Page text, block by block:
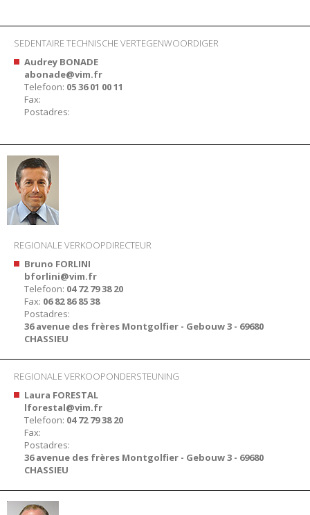
SEDENTAIRE TECHNISCHE VERTEGENWOORDIGER
Audrey BONADE
abonade@vim.fr
Telefoon: 05 36 01 00 11
Fax:
Postadres:
REGIONALE VERKOOPDIRECTEUR
Bruno FORLINI
bforlini@vim.fr
Telefoon: 04 72 79 38 20
Fax: 06 82 86 85 38
Postadres:
36 avenue des frères Montgolfier - Gebouw 3 - 69680
CHASSIEU
REGIONALE VERKOOPONDERSTEUNING
Laura FORESTAL
lforestal@vim.fr
Telefoon: 04 72 79 38 20
Fax:
Postadres:
36 avenue des frères Montgolfier - Gebouw 3 - 69680
CHASSIEU